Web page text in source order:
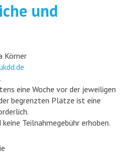
und
Körner
eine Woche vor der jeweiligen
begrenzten Plätze ist eine
Teilnahmegebühr erhoben.